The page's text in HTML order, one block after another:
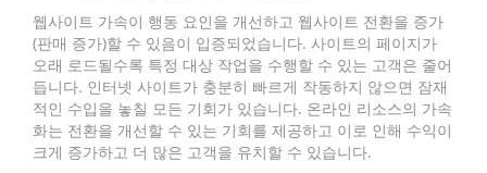
웹사이트 가속이 행동 요인을 개선하고 웹사이트 전환을 증가
(판매 증가)할 수 있음이 입증되었습니다. 사이트의 페이지가
오래 로드될수록 특정 대상 작업을 수행할 수 있는 고객은 줄어
듭니다. 인터넷 사이트가 충분히 빠르게 작동하지 않으면 잠재
적인 수입을 놓칠 모든 기회가 있습니다. 온라인 리소스의 가속
화는 전환을 개선할 수 있는 기회를 제공하고 이로 인해 수익이
크게 증가하고 더 많은 고객을 유치할 수 있습니다.